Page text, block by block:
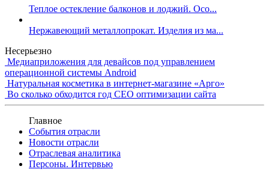
Теплое остекление балконов и лоджий. Осо...
Нержавеющий металлопрокат. Изделия из ма...
Несерьезно
Медиаприложения для девайсов под управлением
операционной системы Android
Натуральная косметика в интернет-магазине «Арго»
Во сколько обходится год СЕО оптимизации сайта
Главное
События отрасли
Новости отрасли
Отраслевая аналитика
Персоны. Интервью